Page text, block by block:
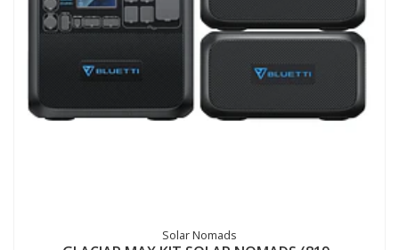
Solar Nomads